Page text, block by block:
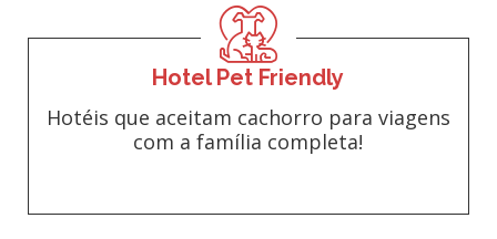
Hotel Pet Friendly
Hotéis que aceitam cachorro para viagens
com a família completa!